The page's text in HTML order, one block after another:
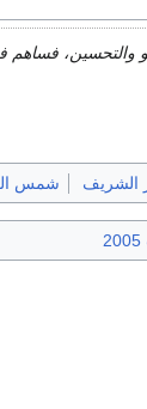
والتحسين، فساهم
الشريف شمس